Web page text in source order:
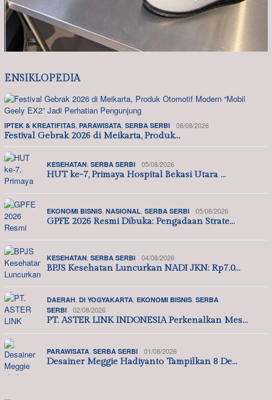
ENSIKLOPEDIA
IPTEK & KREATIFITAS PARAWISATA SERBA SERBI 08/08/2026
Festival Gebrak 2026 di Meikarta, Produk…
KESEHATAN SERBA SERBI 05/08/2026
HUT ke-7, Primaya Hospital Bekasi Utara …
EKONOMI BISNIS NASIONAL SERBA SERBI 05/08/2026
GPFE 2026 Resmi Dibuka: Pengadaan Strate…
KESEHATAN SERBA SERBI 04/08/2026
BPJS Kesehatan Luncurkan NADI JKN: Rp7.0…
DAERAH DI YOGYAKARTA EKONOMI BISNIS SERBA
SERBI
02/08/2026
PT. ASTER LINK INDONESIA Perkenalkan Mes…
PARAWISATA SERBA SERBI 01/08/2026
Desainer Meggie Hadiyanto Tampilkan 8 De…